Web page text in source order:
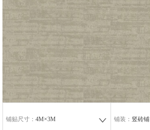
铺贴尺寸： 4M×3M 铺装： 竖砖铺